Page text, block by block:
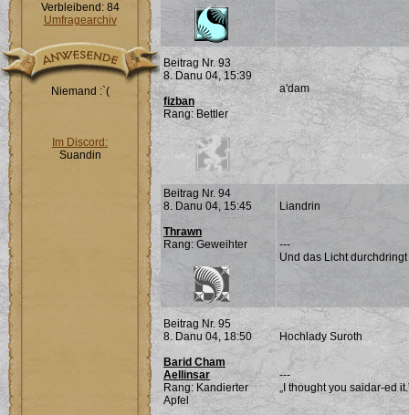
Verbleibend: 84
Umfragearchiv
Niemand :`(
Im Discord:
Suandin
Beitrag Nr. 93
8. Danu 04, 15:39
fizban
Rang: Bettler
a'dam
Beitrag Nr. 94
8. Danu 04, 15:45
Thrawn
Rang: Geweihter
Liandrin
---
Und das Licht
Beitrag Nr. 95
8. Danu 04, 18:50
Barid Cham
Aellinsar
Rang: Kandierter
Apfel
Hochlady Suroth
---
„I thought you saidar-ed